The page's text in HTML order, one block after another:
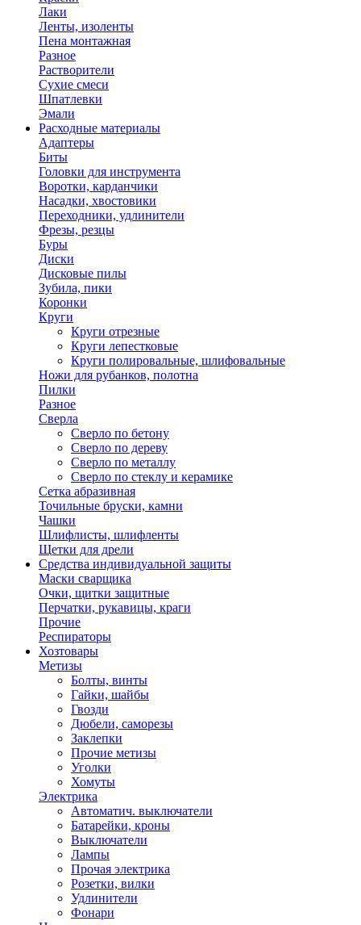
Лаки
Ленты, изоленты
Пена монтажная
Разное
Растворители
Сухие смеси
Шпатлевки
Эмали
Расходные материалы
Адаптеры
Биты
Головки для инструмента
Воротки, карданчики
Насадки, хвостовики
Переходники, удлинители
Фрезы, резцы
Буры
Диски
Дисковые пилы
Зубила, пики
Коронки
Круги
Круги отрезные
Круги лепестковые
Круги полировальные, шлифовальные
Ножи для рубанков, полотна
Пилки
Разное
Сверла
Сверло по бетону
Сверло по дереву
Сверло по металлу
Сверло по стеклу и керамике
Сетка абразивная
Точильные бруски, камни
Чашки
Шлифлисты, шлифленты
Щетки для дрели
Средства индивидуальной защиты
Маски сварщика
Очки, щитки защитные
Перчатки, рукавицы, краги
Прочие
Респираторы
Хозтовары
Метизы
Болты, винты
Гайки, шайбы
Гвозди
Дюбели, саморезы
Заклепки
Прочие метизы
Уголки
Хомуты
Электрика
Автоматич. выключатели
Батарейки, кроны
Выключатели
Лампы
Прочая электрика
Розетки, вилки
Удлинители
Фонари